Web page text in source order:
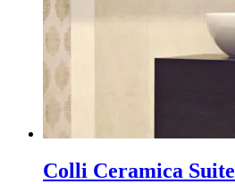
Colli Ceramica Suite